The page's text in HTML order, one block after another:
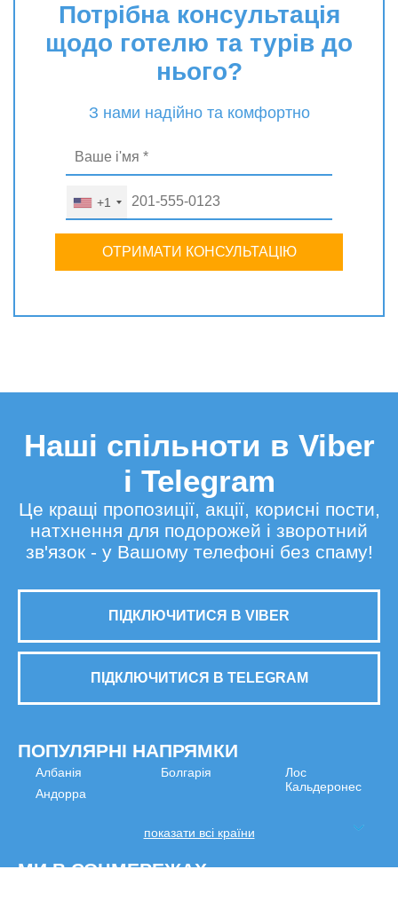
Потрібна консультація
щодо готелю та турів до
нього?
З нами надійно та комфортно
+1
ОТРИМАТИ КОНСУЛЬТАЦІЮ
Наші спільноти в Viber
і Telegram
Це кращі пропозиції, акції, корисні пости,
натхнення для подорожей і зворотний
зв'язок - у Вашому телефоні без спаму!
ПІДКЛЮЧИТИСЯ В VIBER
ПІДКЛЮЧИТИСЯ В TELEGRAM
ПОПУЛЯРНІ НАПРЯМКИ
Албанія
Андорра
Болгарія
Лос
Кальдеронес
показати всі країни
МИ В СОЦМЕРЕЖАХ